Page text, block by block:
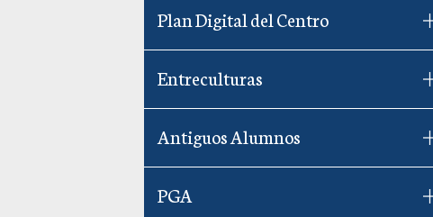
Plan Digital del Centro
Entreculturas
Antiguos Alumnos
PGA